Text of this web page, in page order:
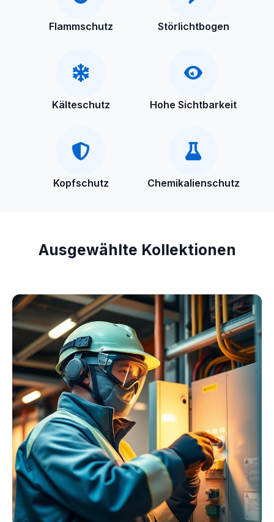
Flammschutz Störlichtbogen
Kälteschutz Hohe Sichtbarkeit
Kopfschutz Chemikalienschutz
Ausgewählte Kollektionen